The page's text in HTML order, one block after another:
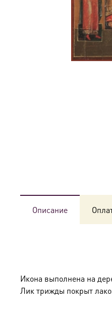
Описание
Икона выполнена на
Лик трижды покрыт